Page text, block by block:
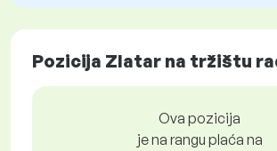
Pozicija Zlatar na tržištu
Ova pozicija
je na rangu plaća na